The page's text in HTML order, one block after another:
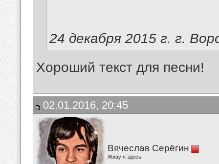
24 декабря 2015 г. г.
Хороший текст для песни!
02.01.2016, 20:45
Вячеслав Серёгин
Живу я здесь